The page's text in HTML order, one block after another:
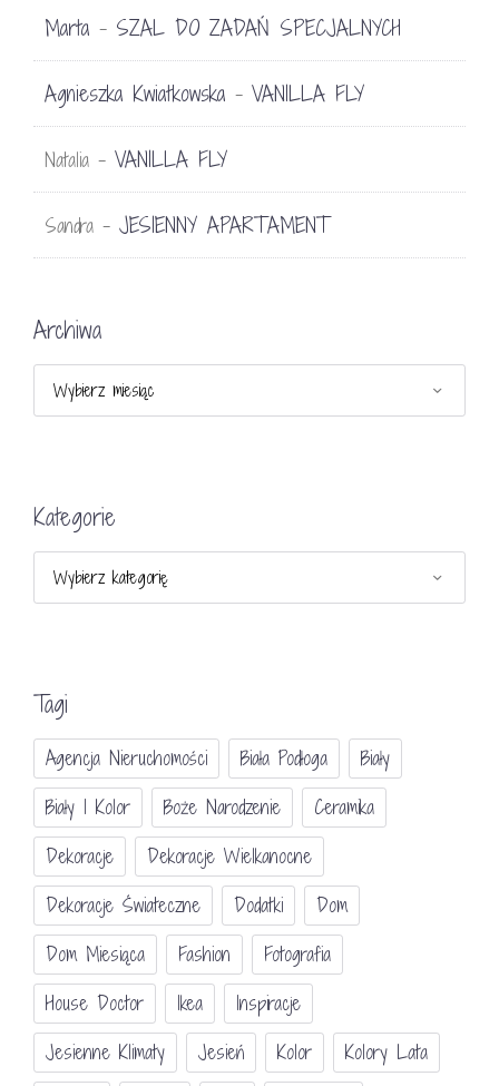
Marta - SZAL DO ZADAŃ SPECJALNYCH
Agnieszka Kwiatkowska - VANILLA FLY
Natalia - VANILLA FLY
Sandra - JESIENNY APARTAMENT
Archiwa
Kategorie
Tagi
Agencja Nieruchomości Biała Podłoga
Biały
Biały I Kolor
Boże Narodzenie
Ceramika
Dekoracje
Dekoracje Wielkanocne
Dekoracje Świateczne
Dodatki
Dom
Dom Miesiąca
Fashion
Fotografia
House Doctor
Ikea
Inspiracje
Jesienne Klimaty
Jesień Kolor
Kolory Lata